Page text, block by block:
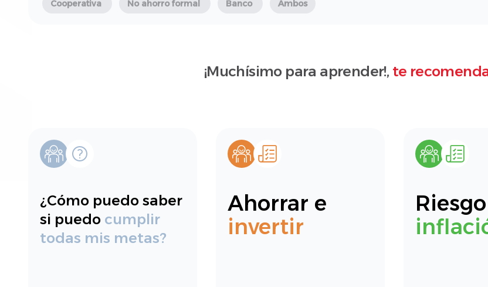
Cooperativa No ahorro formal Banco Ambos
¡Muchísimo para aprender!, te
¿Cómo puedo saber
si puedo cumplir
todas mis metas?
Ahorrar e
invertir